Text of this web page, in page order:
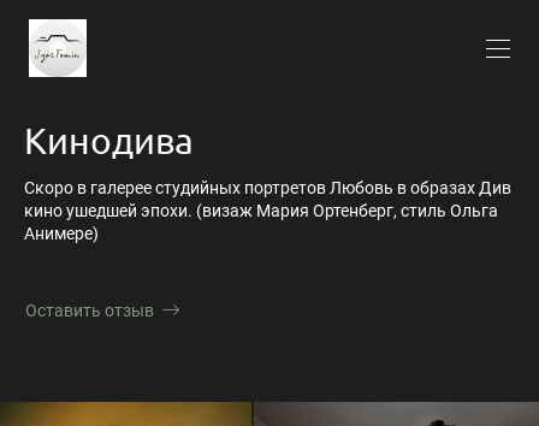
Кинодива
Скоро в галерее студийных портретов Любовь в образах Див
кино ушедшей эпохи. (визаж Мария Ортенберг, стиль Ольга
Анимере)
Оставить отзыв